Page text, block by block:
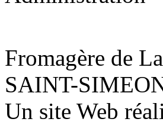
Fromagère de
SAINT-
Un site Web